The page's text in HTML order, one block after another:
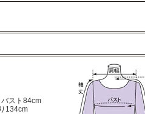
スト84cm